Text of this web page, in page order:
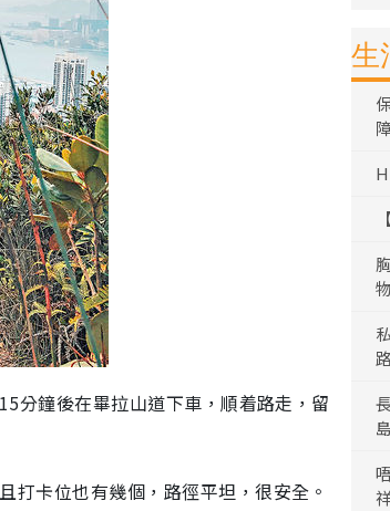
分鐘後在畢拉山道下車，順着路走，留
打卡位也有幾個，路徑平坦，很安全。
生